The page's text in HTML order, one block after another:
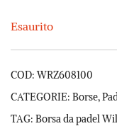
era:
€
Esaurito
COD:WRZ608100
CATEGORIE: Borse,
TAG: Borsa da padel